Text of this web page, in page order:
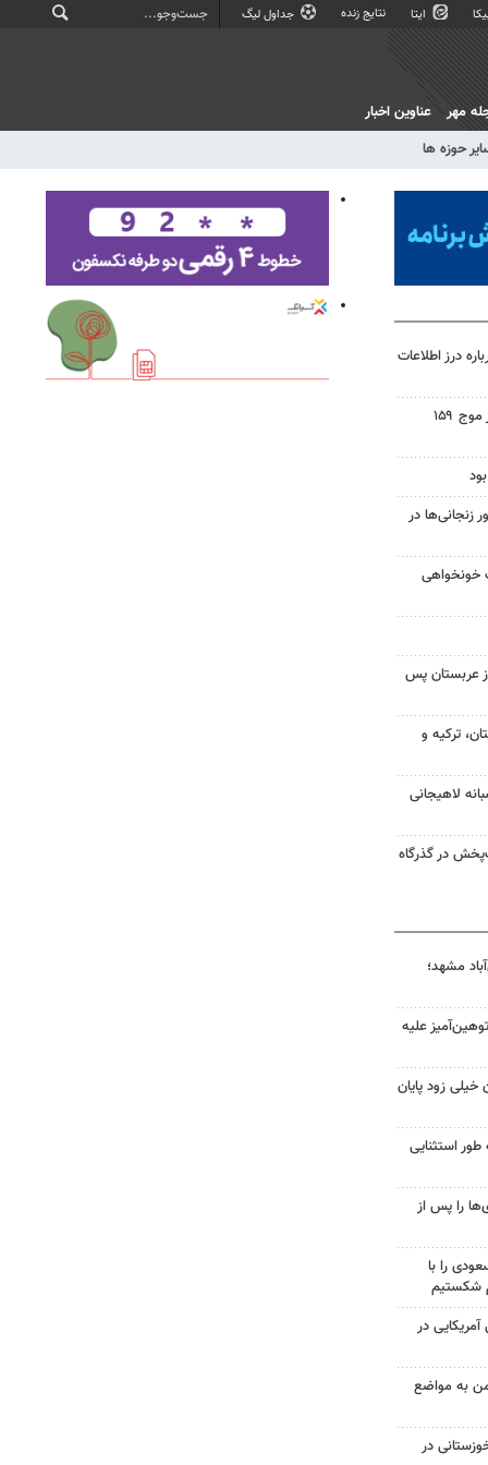
ایتا نتایج زنده جداول لیگ
حوزه ها
مهر عناوین اخبار
درز اطلاعات
اجتماع مردم ولایتمدار گناباد در موج ۱۵۹
در
خونخواهی
عربستان پس
ترکیه و
لاهیجانی
در گذرگاه
مشهد؛
علیه
خیلی زود پایان
طور استثنایی
را پس از
را با
شکستیم
۷۰۰ نظامی آمریکایی در
به مواضع
در